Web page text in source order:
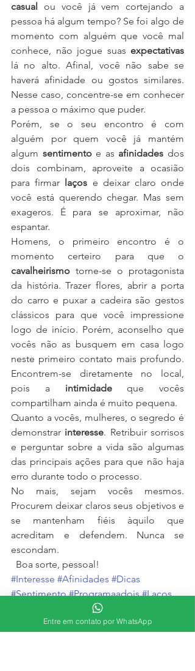
casual
ou você já vem cortejando a
pessoa há algum tempo? Se foi algo de
momento com alguém que você mal
conhece, não jogue suas expectativas
lá no alto. Afinal, você não sabe se
haverá afinidade ou gostos similares.
Nesse caso, concentre-se em conhecer
a pessoa o máximo que puder.
Porém, se o seu encontro é com
alguém por quem você já mantém
algum sentimento e as afinidades dos
dois combinam, aproveite a ocasião
para firmar
laços e deixar claro onde
você está querendo chegar. Mas sem
exageros. É para se aproximar, não
espantar.
Homens, o primeiro encontro é o
cavalheirismo torne-se o protagonista
da história. Trazer flores, abrir a porta
do carro e puxar a cadeira são gestos
clássicos para que você impressione
logo de início. Porém, aconselho que
vocês não as busquem em casa logo
neste primeiro contato mais profundo.
Encontrem-se diretamente no local,
pois a intimidade que vocês
compartilham ainda é muito pequena.
Quanto a vocês, mulheres, o segredo é
demonstrar interesse. Retribuir sorrisos
e perguntar sobre a vida são algumas
das principais ações para que não haja
erro durante todo o processo.
No mais, sejam vocês mesmos.
Procurem deixar claros seus objetivos e
se mantenham fiéis àquilo que
acreditam e defendem. Nunca se
escondam.
Boa sorte, pessoal!
#Interesse #Afinidades #Dicas
#Sentimento #Programaadois #Laços
#goldenyears
#Segundoencontro #Casual
Entre em contato por WhatsApp